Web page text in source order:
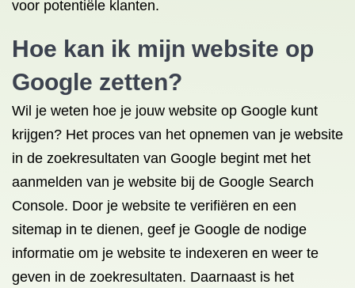
voor potentiële klanten.
Hoe kan ik mijn website op
Google zetten?
Wil je weten hoe je jouw website op Google kunt
krijgen? Het proces van het opnemen van je website
in de zoekresultaten van Google begint met het
aanmelden van je website bij de Google Search
Console. Door je website te verifiëren en een
sitemap in te dienen, geef je Google de nodige
informatie om je website te indexeren en weer te
geven in de zoekresultaten. Daarnaast is het